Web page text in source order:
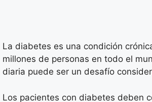
La diabetes es una condición
millones de personas en todo el
diaria puede ser un desafío
Los pacientes con diabetes deben